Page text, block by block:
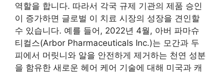
역할을 합니다. 따라서 각국 규제 기관의 제품 승인
이 증가하면 글로벌 이 치료 시장의 성장을 견인할
수 있습니다. 예를 들어, 2022년 4월, 아버 파마슈
티컬스(Arbor Pharmaceuticals Inc.)는 모간과 두
피에서 머릿니와 알을 안전하게 제거하는 천연 성분
을 함유한 새로운 헤어 케어 기술에 대해 미국과 캐